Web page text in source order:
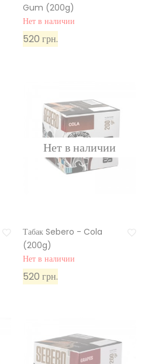
Gum (200g)
Нет в наличии
520 грн.
Табак Sebero - Cola
(200g)
Нет в наличии
520 грн.